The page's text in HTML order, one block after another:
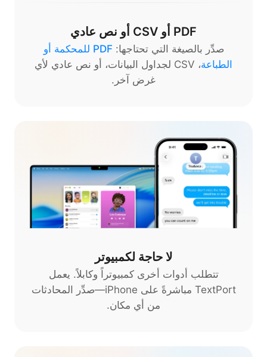
PDF أو CSV أو نص عادي
صدِّر بالصيغة التي تحتاجها:
PDF للمحكمة أو
الطباعة
، CSV لجداول البيانات، أو نص عادي لأي
غرض آخر.
لا حاجة لكمبيوتر
تتطلب أدوات أخرى كمبيوتراً وكابلاً. يعمل
TextPort مباشرةً على iPhone—صدِّر المحادثات
من أي مكان.